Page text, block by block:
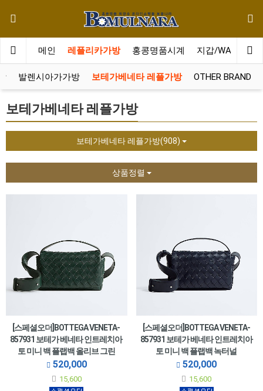
메인 레플리카가방 홍콩명품시계 지갑/WALLET
발렌시아가가방 보테가베네타 레플가방 OTHER BRAND
보테가베네타 레플가방
보테가베네타 레플가방(908)
상품정렬
[스페셜오더]BOTTEGA VENETA-
857931 보테가 베네타 인트레치아
토 미니 백 플랩백 올리브 그린
520,000
15,600
[스페셜오더]BOTTEGA VENETA-
857931 보테가 베네타 인트레치아
토 미니 백 플랩백 녹터널
520,000
15,600